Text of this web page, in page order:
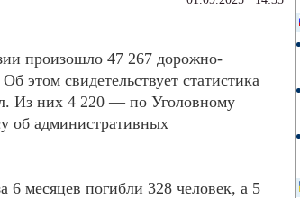
произошло 47 267 дорожно-
этом свидетельствует статистика
Из них 4 220 — по Уголовному
об административных
6 месяцев погибли 328 человек, а 5